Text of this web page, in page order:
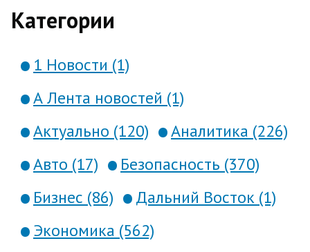
Категории
1 Новости (1)
А Лента новостей (1)
Актуально (120)
Аналитика (226)
Авто (17)
Безопасность (370)
Бизнес (86)
Дальний Восток (1)
Экономика (562)